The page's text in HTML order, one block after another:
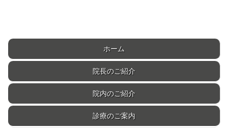
ホーム
院長のご紹介
院内のご紹介
診療のご案内